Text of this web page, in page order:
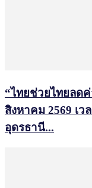
“ไทยช่วยไทยลด
สิงหาคม 2569 เว
อุดรธานี...